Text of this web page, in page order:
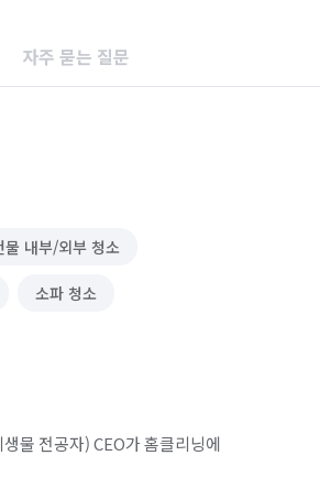
자주 묻는 질문
물 내부/외부 청소
소파 청소
물 전공자) CEO가 홈클리닝에